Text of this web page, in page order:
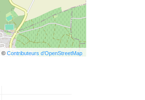
©Contributeurs d’OpenStreetMap